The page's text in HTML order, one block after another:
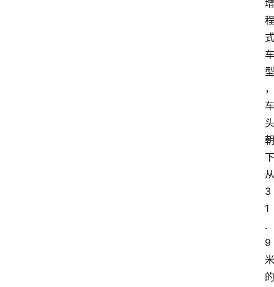
增
程
式
车
型
，
车
头
朝
下
从
3
1
.
9
米
的